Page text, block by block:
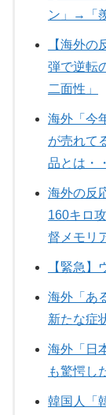
ン」→「
【海外
弾で逆転
二面性」
海外「今
が売れて
品とは・
海外の反
160キロ
督メモリ
【緊急
海外「あ
新たな症
海外「日
も驚愕し
韓国人「